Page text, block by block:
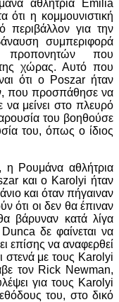
αθλήτρια Emilia
η κομμουνιστική
περιβάλλον για την
συμπεριφορά
προπονητών που
της χώρας. Αυτό που
ότι ο Poszar ήταν
που προσπάθησε να
να μείνει στο πλευρό
του βοηθούσε
του, όπως ο ίδιος
η Ρουμάνα αθλήτρια
και ο Karolyi ήταν
και όταν πήγαιναν
ότι οι δεν θα έπιναν
βάρυναν κατά λίγα
δε φαίνεται να
επίσης να αναφερθεί
στενά με τους Karolyi
τον Rick Newman,
για τους Karolyi
του, στο δικό